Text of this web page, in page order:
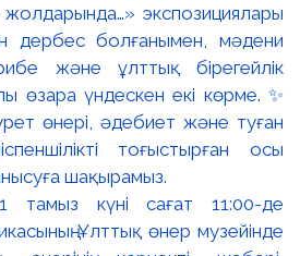
жолдарында…» экспозициялары
дербес болғанымен, мәдени
және ұлттық бірегейлік
өзара үндескен екі көрме. ✨
өнері, әдебиет және туған
тоғыстырған осы
шақырамыз.